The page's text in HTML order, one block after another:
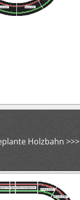
Holzbahn >>>